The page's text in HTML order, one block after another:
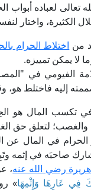
تعالى لعباده
الكثيرة، واختار
من اختلاط الحرام
لا يمكن تمييزه.
إليه فاختلط هو،
تكسب المال هو
لتعلق حق
الحرام في المال عن
صاحبَه في إثمه
رضي الله عنه،
عَارِهَا وَإِثْمِهَا»